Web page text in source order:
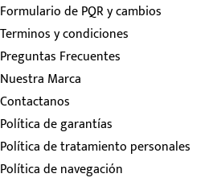
Formulario de PQR y cambios
Terminos y condiciones
Preguntas Frecuentes
Nuestra Marca
Contactanos
Política de garantías
Política de tratamiento personales
Política de navegación